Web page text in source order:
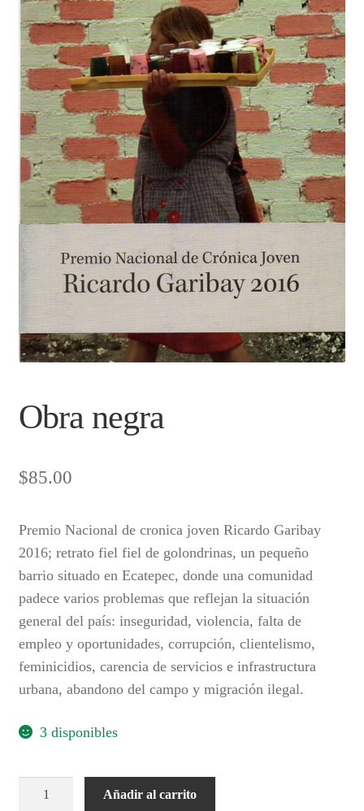
Curso en línea de elaboración de libros electrónicos
Finalizar compra
Listas de precios
Margarita Michelena
Mi cuenta
Nosotros
Productos
Obra negra
$85.00
Premio Nacional de cronica joven Ricardo Garibay
2016; retrato fiel fiel de golondrinas, un pequeño
barrio situado en Ecatepec, donde una comunidad
padece varios problemas que reflejan la situación
general del país: inseguridad, violencia, falta de
empleo y oportunidades, corrupción, clientelismo,
feminicidios, carencia de servicios e infrastructura
urbana, abandono del campo y migración ilegal.
3 disponibles
Añadir al carrito